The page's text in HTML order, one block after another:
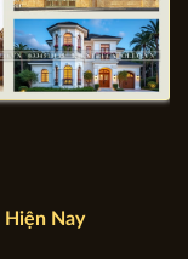
Nay